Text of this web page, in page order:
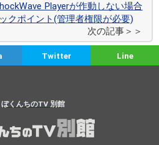
Playerが作動しない場合
クポイント(管理者権限が必要)
次の記事＞＞
Twitter Line
ぼくんちのTV 別館